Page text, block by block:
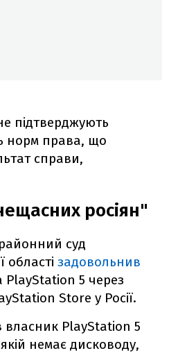
підтверджують
норм права, що
справи,
росіян"
суд
областізадовольнив
PlayStation 5 через
Store у Росії.
власник PlayStation 5
немає дисководу,